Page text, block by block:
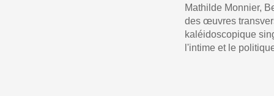
Mathilde Monnier,
des œuvres
kaléidoscopique
l'intime et le